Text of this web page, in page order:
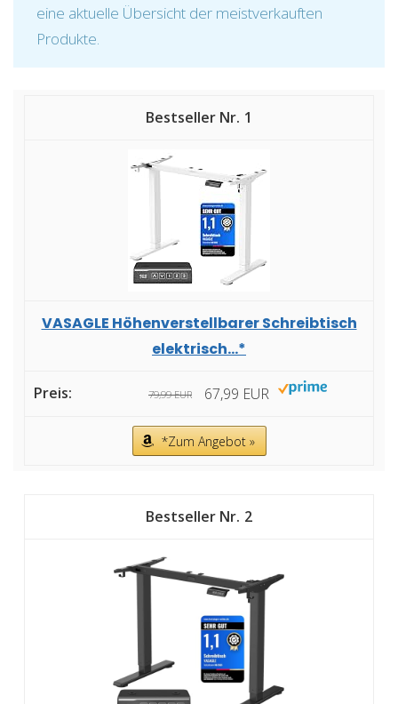
eine aktuelle Übersicht der meistverkauften
Produkte.
1
VASAGLE Höhenverstellbarer Schreibtisch
elektrisch...*
79,99 EUR 67,99 EUR
*Zum Angebot »
2